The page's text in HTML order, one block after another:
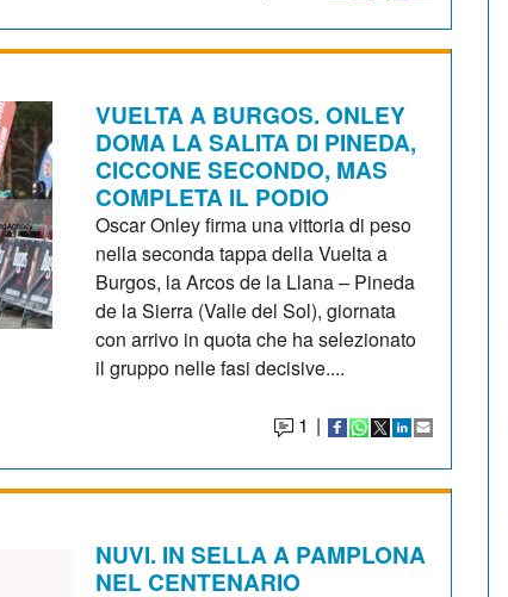
VUELTA A BURGOS. ONLEY
DOMA LA SALITA DI PINEDA,
CICCONE SECONDO, MAS
COMPLETA IL PODIO
Oscar Onley firma una vittoria di peso
nella seconda tappa della Vuelta a
Burgos, la Arcos de la Llana – Pineda
de la Sierra (Valle del Sol), giornata
con arrivo in quota che ha selezionato
il gruppo nelle fasi decisive....
1 |
NUVI. IN SELLA A PAMPLONA
NEL CENTENARIO